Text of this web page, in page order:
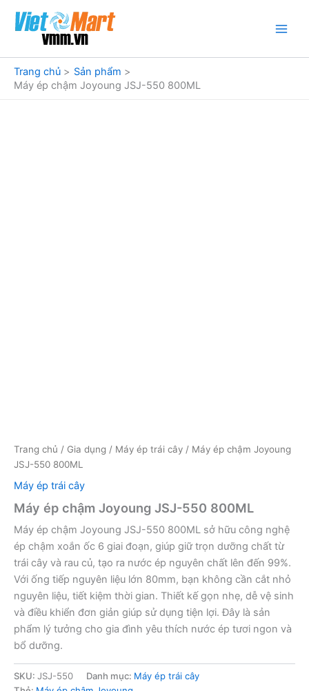
dung
Trang chủ
Sản phẩm
Máy ép chậm Joyoung JSJ-550 800ML
Trang chủ / Gia dụng / Máy ép trái cây / Máy ép chậm Joyoung
JSJ-550 800ML
Máy ép trái cây
Máy ép chậm Joyoung JSJ-550 800ML
Máy ép chậm Joyoung JSJ-550 800ML sở hữu công nghệ
ép chậm xoắn ốc 6 giai đoạn, giúp giữ trọn dưỡng chất từ
trái cây và rau củ, tạo ra nước ép nguyên chất lên đến 99%.
Với ống tiếp nguyên liệu lớn 80mm, bạn không cần cắt nhỏ
nguyên liệu, tiết kiệm thời gian. Thiết kế gọn nhẹ, dễ vệ sinh
và điều khiển đơn giản giúp sử dụng tiện lợi. Đây là sản
phẩm lý tưởng cho gia đình yêu thích nước ép tươi ngon và
bổ dưỡng.
SKU: JSJ-550 Danh mục: Máy ép trái cây